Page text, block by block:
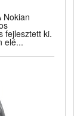
Nokian
fejlesztett ki.
elé...